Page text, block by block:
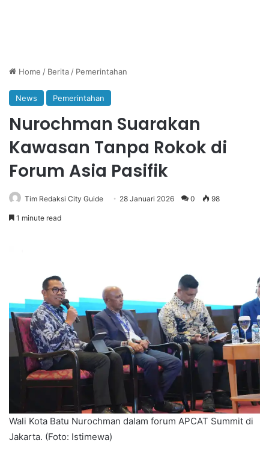
Home / Berita / Pemerintahan
News Pemerintahan
Nurochman Suarakan
Kawasan Tanpa Rokok di
Forum Asia Pasifik
Tim Redaksi City Guide 28 Januari 2026 0 98
1 minute read
Wali Kota Batu Nurochman dalam forum APCAT Summit di
Jakarta. (Foto: Istimewa)